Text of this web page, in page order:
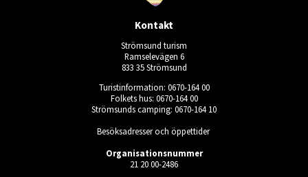
Kontakt
Strömsund turism
Ramselevägen 6
833 35 Strömsund
Turistinformation: 0670-164 00
Folkets hus: 0670-164 00
Strömsunds camping: 0670-164 10
Besöksadresser och öppettider
Organisationsnummer
21 20 00-2486